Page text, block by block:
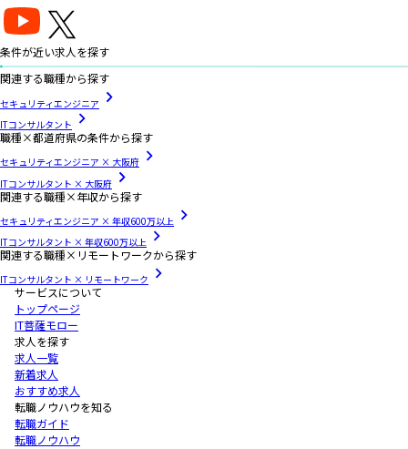
条件が近い求人を探す
関連する職種から探す
セキュリティエンジニア
ITコンサルタント
職種×都道府県の条件から探す
セキュリティエンジニア × 大阪府
ITコンサルタント × 大阪府
関連する職種×年収から探す
セキュリティエンジニア × 年収600万以上
ITコンサルタント × 年収600万以上
関連する職種×リモートワークから探す
ITコンサルタント × リモートワーク
サービスについて
トップページ
IT菩薩モロー
求人を探す
求人一覧
新着求人
おすすめ求人
転職ノウハウを知る
転職ガイド
転職ノウハウ